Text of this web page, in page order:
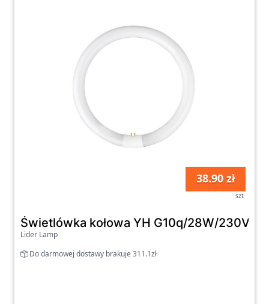
38.90 zł
szt
Świetlówka kołowa YH G10q/28W/230V
Lider Lamp
Do darmowej dostawy brakuje 311.1zł